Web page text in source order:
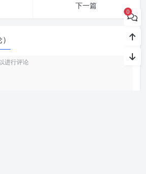
下一篇
0